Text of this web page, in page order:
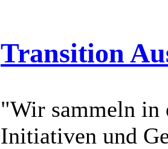
Transition
"Wir sammeln in
Initiativen und